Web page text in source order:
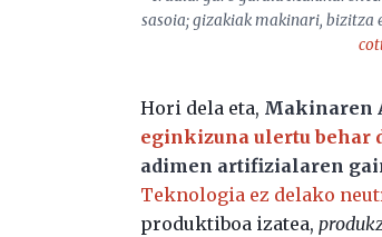
sasoia; gizakiak makinari, bizitza
Hori dela eta, Makinaren
eginkizuna ulertu behar
adimen artifizialaren
Teknologia ez delako
produktiboa izatea,